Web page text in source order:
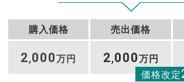
購入価格 売出価格
2,000万円 2,000万円
価格改定